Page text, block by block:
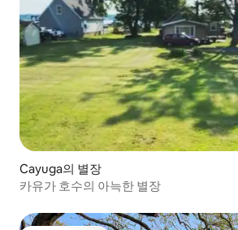
Cayuga의 별장
카유가 호수의 아늑한 별장